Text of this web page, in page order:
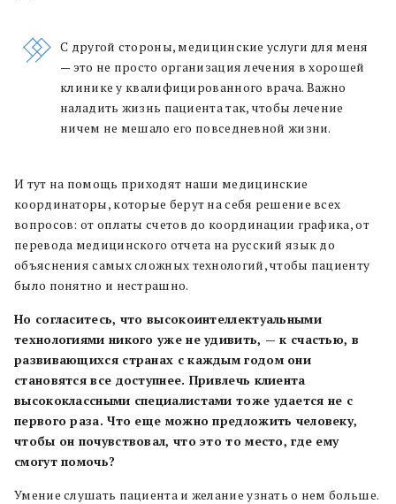
С другой стороны, медицинские услуги для меня
— это не просто организация лечения в хорошей
клинике у квалифицированного врача. Важно
наладить жизнь пациента так, чтобы лечение
ничем не мешало его повседневной жизни.
И тут на помощь приходят наши медицинские
координаторы, которые берут на себя решение всех
вопросов: от оплаты счетов до координации графика, от
перевода медицинского отчета на русский язык до
объяснения самых сложных технологий, чтобы пациенту
было понятно и нестрашно.
Но согласитесь, что высокоинтеллектуальными
технологиями никого уже не удивить, — к счастью, в
развивающихся странах с каждым годом они
становятся все доступнее. Привлечь клиента
высококлассными специалистами тоже удается не с
первого раза. Что еще можно предложить человеку,
чтобы он почувствовал, что это то место, где ему
смогут помочь?
Умение слушать пациента и желание узнать о нем больше.